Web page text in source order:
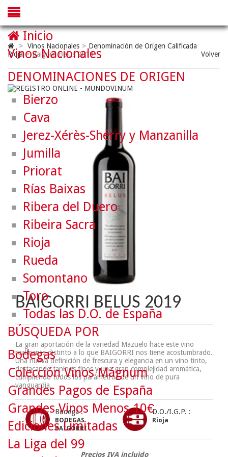
> Vinos Nacionales > Denominación de Origen Calificada
Rioja > Baigorri Belus 2019 Volver
BAIGORRI BELUS 2019
La gran aportación de la variedad Mazuelo hace este vino
realmente distinto a lo que BAIGORRI nos tiene acostumbrado.
Una nueva definición de frescura y elegancia en un vino tinto,
destacando taninos finos y una gran complejidad aromática,
cumpliendo todos los parámetros de un vino de pura
vanguardia.
Bodega :
BODEGAS
BAIGORRI
D.O./I.G.P. :
Rioja
Precios IVA incluido
Inicio
Vinos Nacionales
DENOMINACIONES DE ORIGEN
Bierzo
Cava
Jerez-Xérès-Sherry y Manzanilla
Jumilla
Priorat
Rías Baixas
Ribera del Duero
Ribeira Sacra
Rioja
Rueda
Somontano
Toro
Todas las D.O. de España
BÚSQUEDA POR
Bodegas
Colección Vinos Mágnum
Grandes Pagos de España
Grandes Vinos Menos 10€
Ediciones Limitadas
La Liga del 99